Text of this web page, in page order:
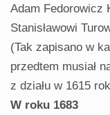
Adam Fedorowicz
Stanisławowi
(Tak zapisano w
przedtem musiał
z działu w 1615
W roku 1683